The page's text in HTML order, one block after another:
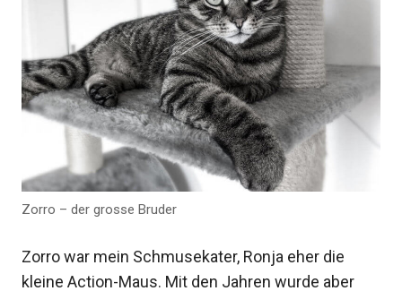
Zorro – der grosse Bruder
Zorro war mein Schmusekater, Ronja eher die
kleine Action-Maus. Mit den Jahren wurde aber